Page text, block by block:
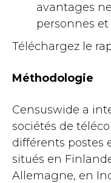
avantages
personnes
Téléchargez le
Méthodologie
Censuswide a
sociétés de
différents postes
situés en
Allemagne, en